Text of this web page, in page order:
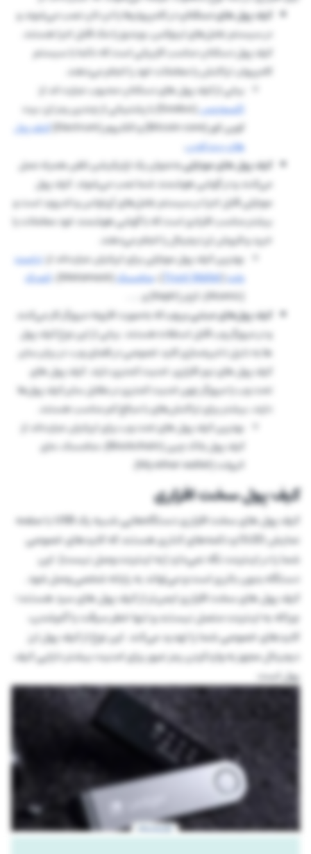
کیف پول های دسکتاپدر کامپیوترها یا لپ تاپ نصب می‌شوند و
در سیستم عامل‌های لینوکس، ویندوز یا مک قابل اجرا هستند.
کیف پول دسکتاپ مناسب کاربرانی است که دائما با سیستم
کامپیوتر، تراکنش یا معاملات خود را انجام می‌دهند.
برخی از کیف پول های دسکتاپ محبوب عبارت اند از:
اکسودوس
(Exodus) با پشتیبانی از چندین رمز ارز، بیت
کوین کور (Bitcoin core) و الکتروم (Electrum)
کیف پول
های بیت کوین
کیف پول های موبایلیبه‌عنوان یک اپلیکیشن تلفن همراه عمل
می‌کنند و در گوشی هوشمند شما نصب می‌شوند. کیف پول
موبایلی قابل اجرا در سیستم عامل‌های آی‌اواس و اندروید است و
بیشتر مناسب افرادی است که با گوشی هوشمند خود معاملات یا
خرید و فروش ارز دیجیتال را انجام می‌دهند.
بهترین کیف پول موبایلی برای ایرانیان عبارت‌اند از:تراست
ولت(
Trust Wallet)،متامسک(Metamask)،
اتمیک
(Atomic)، کپلر (Keplr) و … .
کیف پول‌های مبتنی بر وبکه به‌صورت افزونه مرورگر کار می‌کنند
و در مرورگر وب قابل استفاده هستند. برخی از این نوع کیف پول
ها به دلیل ذخیره‌سازی کلید خصوصی در فضای وب، در برابر سایر
کیف پول های نرم افزاری، امنیت کمتری دارند. کیف پول های
تحت وب یا مرورگر چون امنیت کمتری در مقابل سایر کیف پول‌ها
دارند، بیشتر برای تراکنش‌های با مبالغ کم مناسب هستند.
بهترین کیف پول های تحت وب برای ایرانیان عبارت‌اند از:
کیف پول بلاک چین (Blockchain)، متامسک، مای
اترولت (My ether wallet).
کیف پول‌ سخت افزاری
کیف پول های سخت افزاری دستگاه‌هایی شبیه یک USB با صفحه
نمایش OLED و دکمه‌های کناری هستند که کلیدهای خصوصی
شما را در اینترنت نگه نمی‌دارد (به اینترنت وصل نیست). این
دستگاه بدون باتری است و می‌تواند به رایانه شخصی وصل شود.
کیف ‌پول های سخت افزاری ایمن‌تر از کیف پول های سرد هستند؛
چراکه به اینترنت متصل نیستند و تنها خطر سرقت یا گم‌شدن،
کلیدهای خصوصی شما را تهدید می‌کند. این نوع از کیف پول ارز
دیجیتال مجهز به واردکردن رمز عبور برای امنیت بیشتر دارایی کیف
پول است.